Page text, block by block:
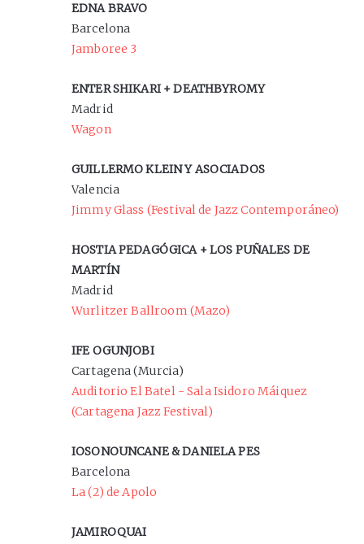
EDNA BRAVO
Barcelona
Jamboree 3
ENTER SHIKARI + DEATHBYROMY
Madrid
Wagon
GUILLERMO KLEIN Y ASOCIADOS
Valencia
Jimmy Glass (Festival de Jazz Contemporáneo)
HOSTIA PEDAGÓGICA + LOS PUÑALES DE
MARTÍN
Madrid
Wurlitzer Ballroom (Mazo)
IFE OGUNJOBI
Cartagena (Murcia)
Auditorio El Batel - Sala Isidoro Máiquez
(Cartagena Jazz Festival)
IOSONOUNCANE & DANIELA PES
Barcelona
La (2) de Apolo
JAMIROQUAI